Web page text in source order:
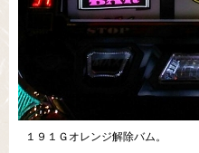
１９１Ｇオレンジ解除バム。